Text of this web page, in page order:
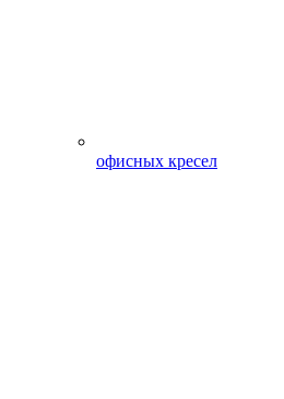
офисных кресел